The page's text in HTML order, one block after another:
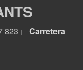
823
Carretera